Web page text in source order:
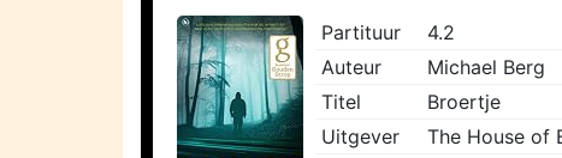
Partituur
4.2
Auteur
Michael Berg
Titel
Broertje
Uitgever
The House of